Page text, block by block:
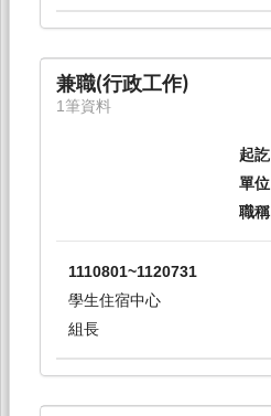
兼職(行政工作)
1筆資料
起訖
單位
職稱
1110801~1120731
學生住宿中心
組長